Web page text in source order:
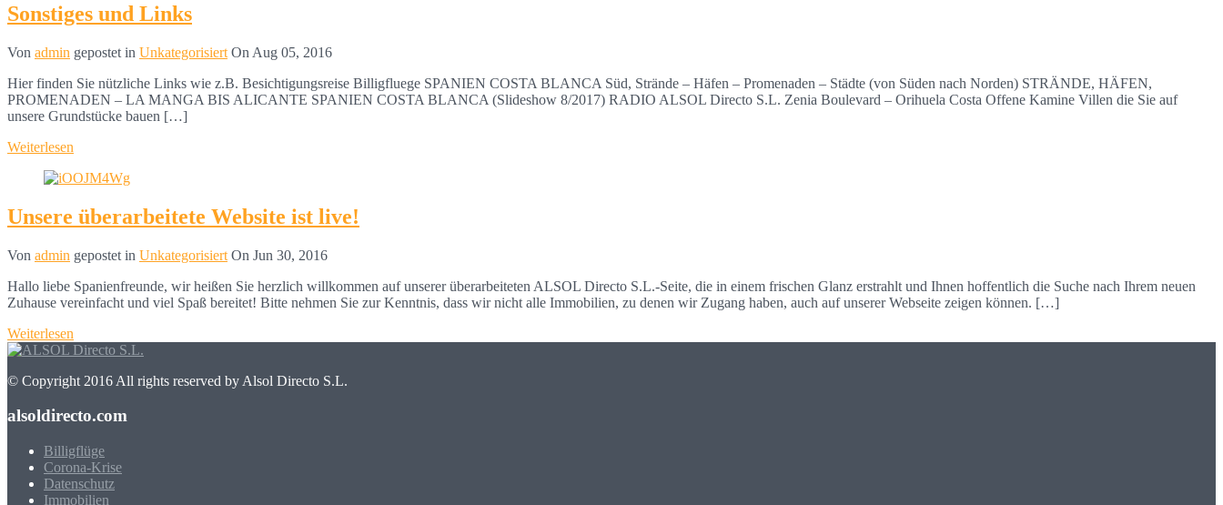
Sonstiges und Links
Von admin gepostet in Unkategorisiert On Aug 05, 2016
Hier finden Sie nützliche Links wie z.B. Besichtigungsreise Billigfluege SPANIEN COSTA BLANCA Süd, Strände – Häfen – Promenaden – Städte (von Süden nach Norden) STRÄNDE, HÄFEN,
PROMENADEN – LA MANGA BIS ALICANTE SPANIEN COSTA BLANCA (Slideshow 8/2017) RADIO ALSOL Directo S.L. Zenia Boulevard – Orihuela Costa Offene Kamine Villen die Sie auf
unsere Grundstücke bauen […]
Weiterlesen
Unsere überarbeitete Website ist live!
Von admin gepostet in Unkategorisiert On Jun 30, 2016
Hallo liebe Spanienfreunde, wir heißen Sie herzlich willkommen auf unserer überarbeiteten ALSOL Directo S.L.-Seite, die in einem frischen Glanz erstrahlt und Ihnen hoffentlich die Suche nach Ihrem neuen
Zuhause vereinfacht und viel Spaß bereitet! Bitte nehmen Sie zur Kenntnis, dass wir nicht alle Immobilien, zu denen wir Zugang haben, auch auf unserer Webseite zeigen können. […]
Weiterlesen
© Copyright 2016 All rights reserved by Alsol Directo S.L.
alsoldirecto.com
Billigflüge
Corona-Krise
Datenschutz
Immobilien